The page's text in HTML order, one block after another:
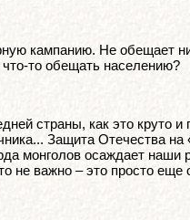
кампанию. Не обещает
то обещать населению?
страны, как это круто и
Защита Отечества
монголов осаждает наши
важно – это просто еще